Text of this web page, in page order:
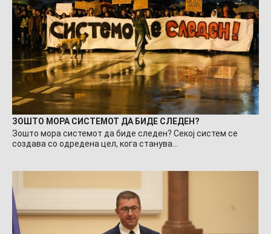
ЗОШТО МОРА СИСТЕМОТ ДА БИДЕ СЛЕДЕН?
Зошто мора системот да биде следен? Секој систем се
создава со одредена цел, кога станува…